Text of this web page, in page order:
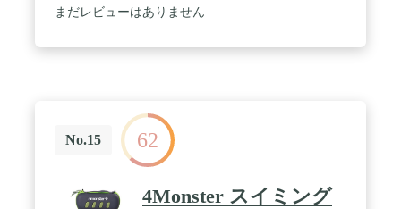
染料で染めて、肌に刺激を与えません。 / ◆ 【コン
パックに入れたりできます。非常に省スペース。★
/ ◆ 【多くの用途】：この速乾タオルはキャンプ、
スポーツ、ジム、水泳、バス、旅行、フィットネ
ス、スイミング、ボート、ハイキング、ピクニッ
ク、登山、アウトドアなど活動に最適です。すべて
の季節にもふさわしいタオルです。★ / ◆ 【各収納
まだレビューはありません
No.15 62
4Monster スイミング